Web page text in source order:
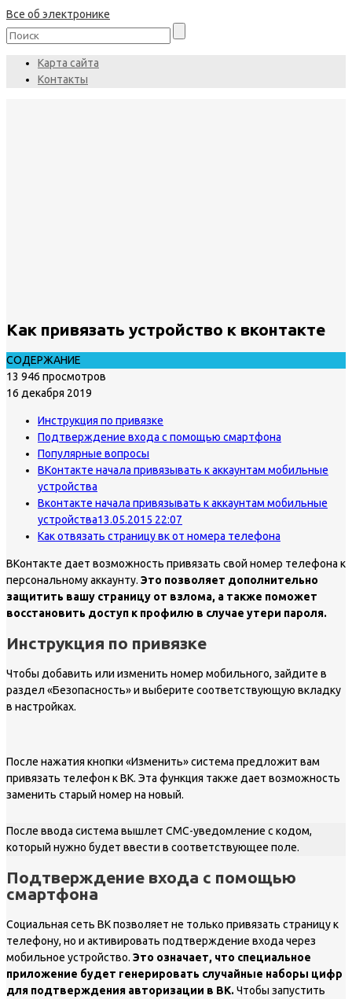
Все об электронике
Карта сайта
Контакты
Как привязать устройство к вконтакте
СОДЕРЖАНИЕ
13 946 просмотров
16 декабря 2019
Инструкция по привязке
Подтверждение входа с помощью смартфона
Популярные вопросы
ВКонтакте начала привязывать к аккаунтам мобильные
устройства
Вконтакте начала привязывать к аккаунтам мобильные
устройства13.05.2015 22:07
Как отвязать страницу вк от номера телефона
ВКонтакте дает возможность привязать свой номер телефона к
персональному аккаунту. Это позволяет дополнительно
защитить вашу страницу от взлома, а также поможет
восстановить доступ к профилю в случае утери пароля.
Инструкция по привязке
Чтобы добавить или изменить номер мобильного, зайдите в
раздел «Безопасность» и выберите соответствующую вкладку
в настройках.
После нажатия кнопки «Изменить» система предложит вам
привязать телефон к ВК. Эта функция также дает возможность
заменить старый номер на новый.
После ввода система вышлет СМС-уведомление с кодом,
который нужно будет ввести в соответствующее поле.
Подтверждение входа с помощью
смартфона
Социальная сеть ВК позволяет не только привязать страницу к
телефону, но и активировать подтверждение входа через
мобильное устройство. Это означает, что специальное
приложение будет генерировать случайные наборы цифр
для подтверждения авторизации в ВК. Чтобы запустить